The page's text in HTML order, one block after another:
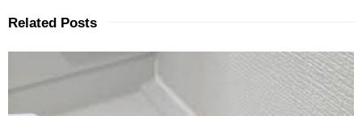
Related Posts